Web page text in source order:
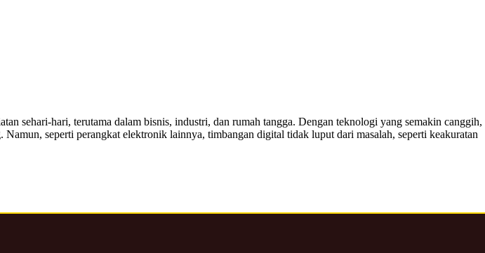
sehari-hari, terutama dalam bisnis, industri, dan rumah tangga. Dengan teknologi yang semakin canggih,
seperti perangkat elektronik lainnya, timbangan digital tidak luput dari masalah, seperti keakuratan